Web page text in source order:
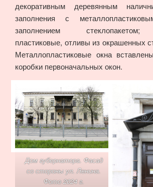
декоративным деревянным
заполнения с
заполнением стеклопакетом;
пластиковые, отливы из окрашенных
Металлопластиковые окна
коробки первоначальных окон.
Дом губернатора. Фасад
со стороны ул. Ленина.
Фото 2024 г.